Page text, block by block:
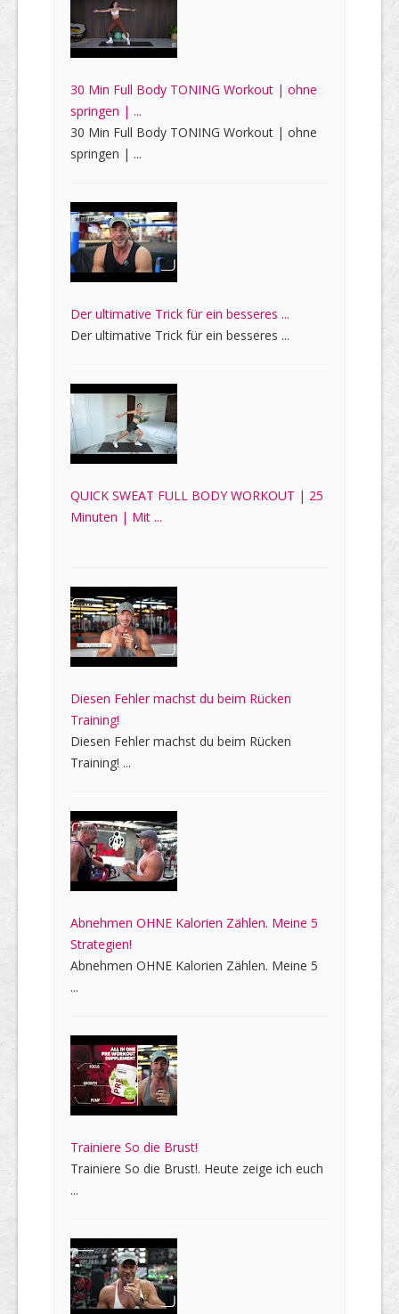
30 Min Full Body TONING Workout | ohne
springen | ...
30 Min Full Body TONING Workout | ohne
springen | ...
Der ultimative Trick für ein besseres ...
Der ultimative Trick für ein besseres ...
QUICK SWEAT FULL BODY WORKOUT | 25
Minuten | Mit ...
Diesen Fehler machst du beim Rücken
Training!
Diesen Fehler machst du beim Rücken
Training! ...
Abnehmen OHNE Kalorien Zählen. Meine 5
Strategien!
Abnehmen OHNE Kalorien Zählen. Meine 5
...
Trainiere So die Brust!
Trainiere So die Brust!. Heute zeige ich euch
...